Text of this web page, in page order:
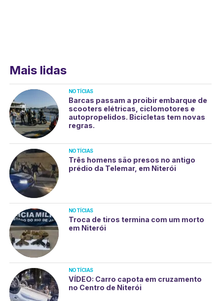
Mais lidas
NOTÍCIAS
Barcas passam a proibir embarque de
scooters elétricas, ciclomotores e
autopropelidos. Bicicletas tem novas
regras.
NOTÍCIAS
Três homens são presos no antigo
prédio da Telemar, em Niterói
NOTÍCIAS
Troca de tiros termina com um morto
em Niterói
NOTÍCIAS
VÍDEO: Carro capota em cruzamento
no Centro de Niterói